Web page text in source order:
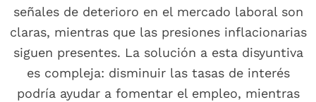
señales de deterioro en el mercado laboral son
claras, mientras que las presiones inflacionarias
siguen presentes. La solución a esta disyuntiva
es compleja: disminuir las tasas de interés
podría ayudar a fomentar el empleo, mientras